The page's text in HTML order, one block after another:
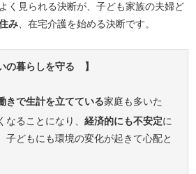
く見られる決断が、子ども家族の夫婦ど
み、在宅介護を始める決断です。
の暮らしを守る 】
きで生計を立てている家庭も多いた
なることになり、経済的にも不安定に
子どもにも環境の変化が起きて心配と